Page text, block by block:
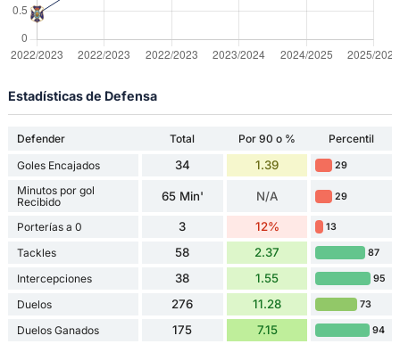
Estadísticas de Defensa
Defender Total Por 90 o %
Percentil
Goles Encajados
34 1.39 29
Minutos por gol
Recibido
65 Min' N/A 29
Porterías a 0 3 12% 13
Tackles 58 2.37 87
Intercepciones 38 1.55 95
Duelos 276 11.28 73
Duelos Ganados 175 7.15 94